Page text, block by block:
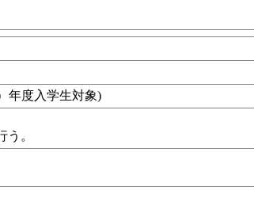
年度入学生対象)
。